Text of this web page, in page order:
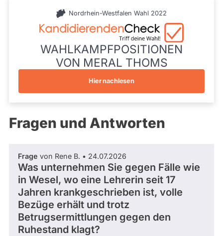
Landesliste
Bündnis
90/Die
Grünen
Listenposition
23
aktueller
Kandidaturen
und
gestellt
wurden.
Solche
aus
vergangenen
Mandaten
nicht
berücksichtigt.
Nordrhein-Westfalen Wahl 2022
WAHLKAMPFPOSITIONEN
VON MERAL THOMS
Hier nachlesen
Fragen und Antworten
Frage von Rene B. • 24.07.2026
Was unternehmen Sie gegen Fälle wie
in Wesel, wo eine Lehrerin seit 17
Jahren krankgeschrieben ist, volle
Bezüge erhält und trotz
Betrugsermittlungen gegen den
Ruhestand klagt?